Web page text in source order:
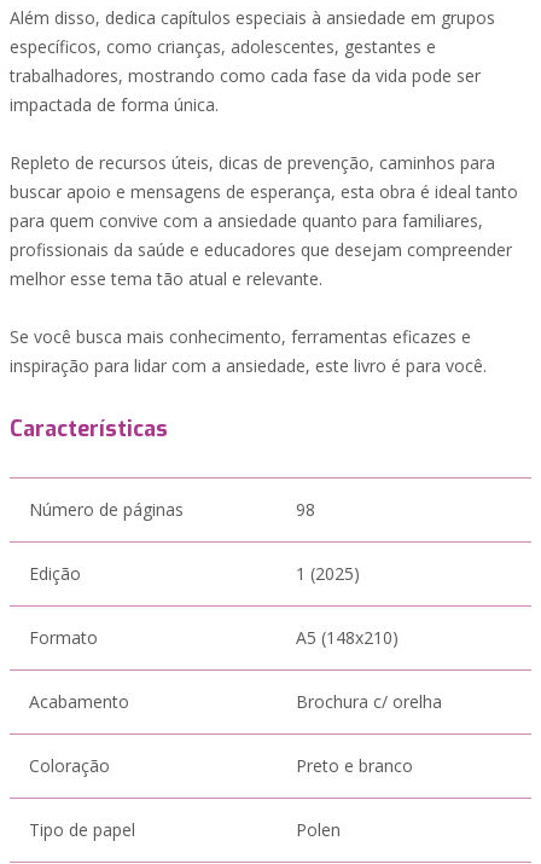
Além disso, dedica capítulos especiais à ansiedade em grupos
específicos, como crianças, adolescentes, gestantes e
trabalhadores, mostrando como cada fase da vida pode ser
impactada de forma única.
Repleto de recursos úteis, dicas de prevenção, caminhos para
buscar apoio e mensagens de esperança, esta obra é ideal tanto
para quem convive com a ansiedade quanto para familiares,
profissionais da saúde e educadores que desejam compreender
melhor esse tema tão atual e relevante.
Se você busca mais conhecimento, ferramentas eficazes e
inspiração para lidar com a ansiedade, este livro é para você.
Características
Número de páginas 98
Edição 1 (2025)
Formato A5 (148x210)
Acabamento Brochura c/ orelha
Coloração Preto e branco
Tipo de papel Polen